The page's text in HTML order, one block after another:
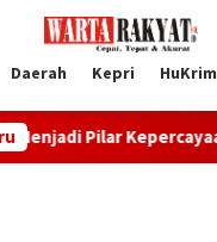
Daerah Kepri HuKrim
Kepercayaan Publik